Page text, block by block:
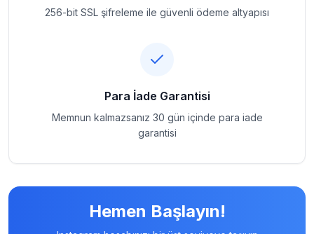
256-bit SSL şifreleme ile güvenli ödeme altyapısı
Para İade Garantisi
Memnun kalmazsanız 30 gün içinde para iade
garantisi
Hemen Başlayın!